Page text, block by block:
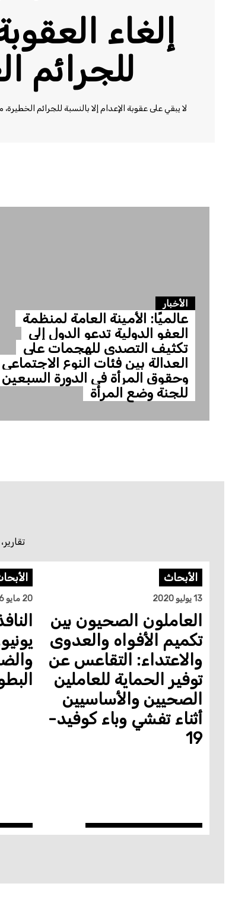
إلغاء
للجرائم
لا يبقي على عقوبة الإعدام إلا بالنسبة للجرائم
الأخبار
عالميًا: الأمينة العامة لمنظمة
العفو الدولية تدعو الدول إلى
تكثيف التصدي للهجمات على
العدالة بين فئات النوع الاجتماعي
وحقوق المرأة في الدورة السبعين
للجنة وضع المرأة
الأبحاث
13 يوليو 2020
العاملون الصحيون بين
تكميم الأفواه والعدوى
والاعتداء: التقاعس عن
توفير الحماية للعاملين
الصحيين والأساسيين
أثناء تفشي وباء كوفيد-
19
20 مايو 2016